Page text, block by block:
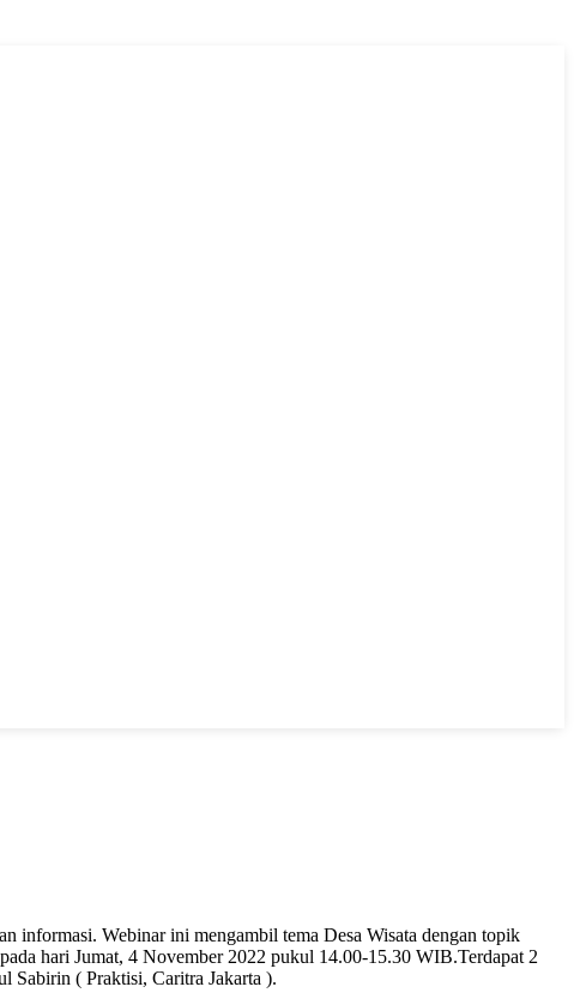
informasi. Webinar ini mengambil tema Desa Wisata dengan topik
pada hari Jumat, 4 November 2022 pukul 14.00-15.30 WIB.Terdapat 2
Sabirin ( Praktisi, Caritra Jakarta ).